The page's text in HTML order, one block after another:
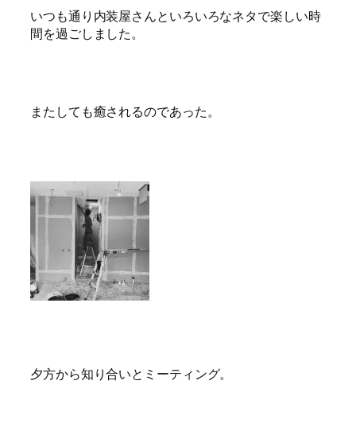
いつも通り内装屋さんといろいろなネタで楽しい時
間を過ごしました。
またしても癒されるのであった。
夕方から知り合いとミーティング。